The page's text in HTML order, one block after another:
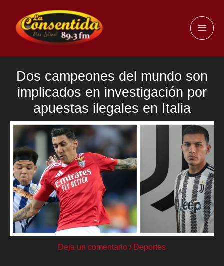
contenido
Dos campeones del mundo son
implicados en investigación por
apuestas ilegales en Italia
Deja un comentario / Deportes